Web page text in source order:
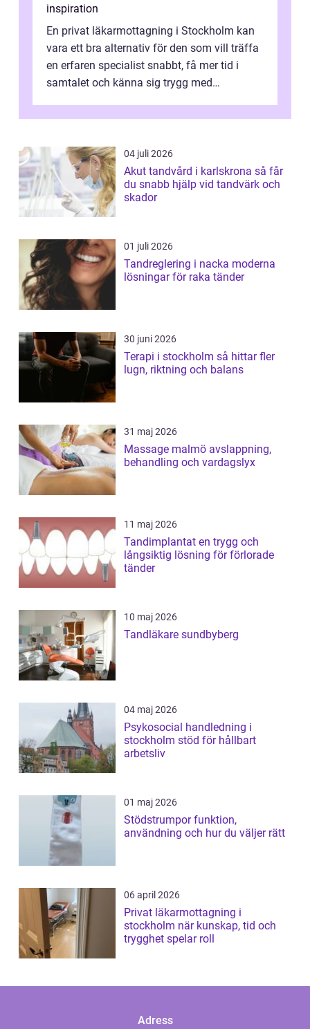
inspiration
En privat läkarmottagning i Stockholm kan
vara ett bra alternativ för den som vill träffa
en erfaren specialist snabbt, få mer tid i
samtalet och känna sig trygg med
04 juli 2026
Akut tandvård i karlskrona så får
du snabb hjälp vid tandvärk och
skador
01 juli 2026
Tandreglering i nacka moderna
lösningar för raka tänder
30 juni 2026
Terapi i stockholm så hittar fler
lugn, riktning och balans
31 maj 2026
Massage malmö avslappning,
behandling och vardagslyx
11 maj 2026
Tandimplantat en trygg och
långsiktig lösning för förlorade
tänder
10 maj 2026
Tandläkare sundbyberg
04 maj 2026
Psykosocial handledning i
stockholm stöd för hållbart
arbetsliv
01 maj 2026
Stödstrumpor funktion,
användning och hur du väljer rätt
06 april 2026
Privat läkarmottagning i
stockholm när kunskap, tid och
trygghet spelar roll
Adress